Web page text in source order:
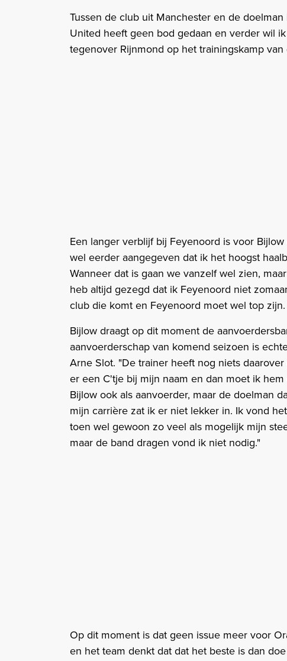
Tussen de club uit Manchester en de
United heeft geen bod gedaan en verder wil
tegenover Rijnmond op het trainingskamp
Een langer verblijf bij Feyenoord is voor
wel eerder aangegeven dat ik het hoogst
Wanneer dat is gaan we vanzelf wel zien,
heb altijd gezegd dat ik Feyenoord niet
club die komt en Feyenoord moet wel top
Bijlow draagt op dit moment de
aanvoerderschap van komend seizoen is
Arne Slot. "De trainer heeft nog niets
er een C'tje bij mijn naam en dan moet ik
Bijlow ook als aanvoerder, maar de doelman
mijn carrière zat ik er niet lekker in. Ik vond
toen wel gewoon zo veel als mogelijk mijn
maar de band dragen vond ik niet nodig."
Op dit moment is dat geen issue meer voor
en het team denkt dat dat het beste is dan